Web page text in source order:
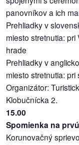
panovníkov a ich
Prehliadky v
miesto stretnutia:
hrade
Prehliadky v
miesto stretnutia:
Organizátor:
Klobučnícka 2.
15.00
Spomienka na
Korunovačný